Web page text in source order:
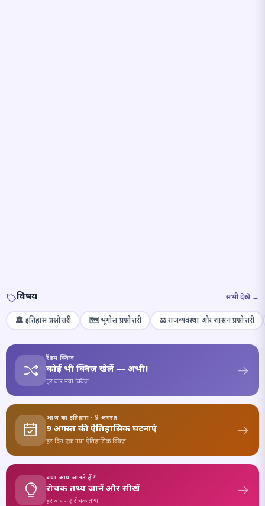
विषय सभी देखें →
🏛️ इतिहास प्रश्नोत्तरी 🗺️ भूगोल प्रश्नोत्तरी ⚖️ राजव्यवस्था और शासन प्रश्नोत्तरी
रैंडम क्विज़
कोई भी क्विज़ खेलें — अभी!
हर बार नया क्विज़
आज का इतिहास · 9 अगस्त
9 अगस्त की ऐतिहासिक घटनाएं
हर दिन एक नया ऐतिहासिक क्विज़
क्या आप जानते हैं?
रोचक तथ्य जानें और सीखें
हर बार नए रोचक तथ्य